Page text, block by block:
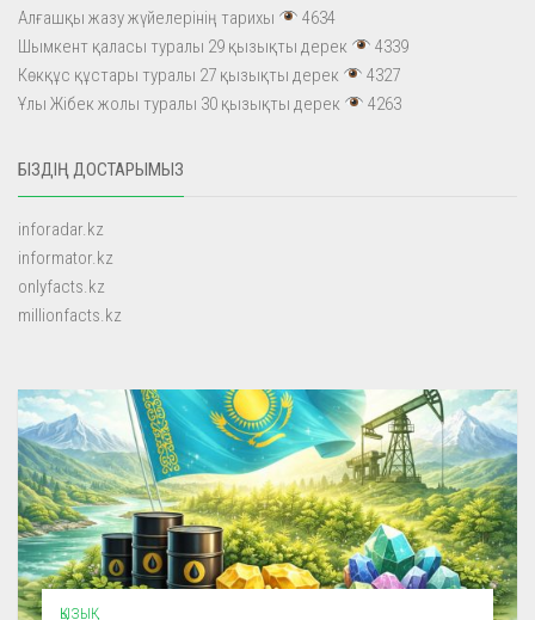
Алғашқы жазу жүйелерінің тарихы
4634
Шымкент қаласы туралы 29 қызықты дерек
4339
Көкқұс құстары туралы 27 қызықты дерек
4327
Ұлы Жібек жолы туралы 30 қызықты дерек
4263
БІЗДІҢ ДОСТАРЫМЫЗ
inforadar.kz
informator.kz
onlyfacts.kz
millionfacts.kz
ҚЫЗЫҚ